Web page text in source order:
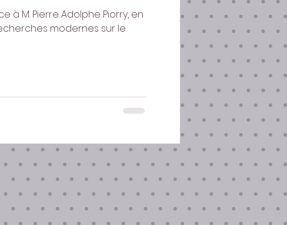
à M. Pierre Adolphe Piorry, en
modernes sur le